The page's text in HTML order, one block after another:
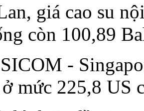
giá cao su
còn 100,89
-
mức 225,8 US